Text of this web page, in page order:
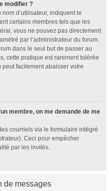
modifier ?
d’utilisateur, indiquent le
certains membres tels que les
vous ne pouvez pas directement
par l’administrateur du forum.
dans le seul but de passer au
cette pratique est rarement tolérée
facilement abaisser votre
membre, on me demande de me
courriels via le formulaire intégré
Ceci pour empêcher
par les invités.
de messages